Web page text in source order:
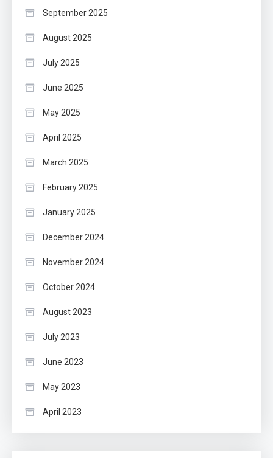
September 2025
August 2025
July 2025
June 2025
May 2025
April 2025
March 2025
February 2025
January 2025
December 2024
November 2024
October 2024
August 2023
July 2023
June 2023
May 2023
April 2023